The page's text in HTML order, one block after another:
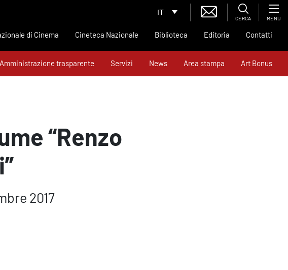
IT
CERCA MENU
di Cinema Cineteca Nazionale Biblioteca Editoria Contatti
Amministrazione trasparente Servizi News Area stampa Art Bonus
“Renzo
2017